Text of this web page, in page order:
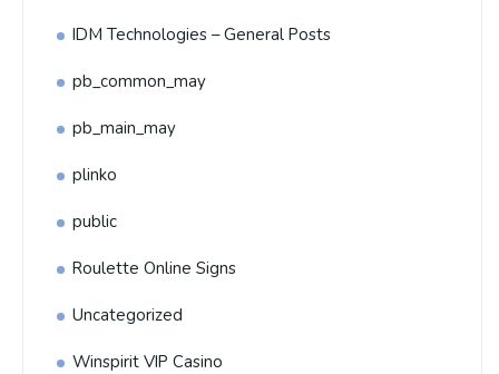
IDM Technologies – General Posts
pb_common_may
pb_main_may
plinko
public
Roulette Online Signs
Uncategorized
Winspirit VIP Casino